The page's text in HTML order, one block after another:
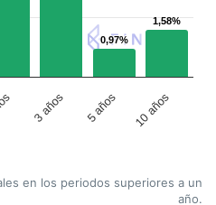
0,97%
0,97%
1,58%
1,58%
3 años 5 años 10 años
en los periodos superiores a un
año.